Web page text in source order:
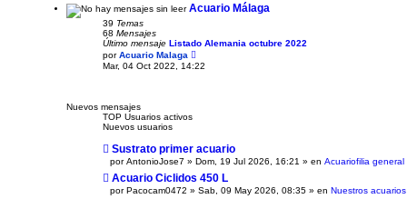
n
j
e
Acuario Málaga
39 Temas
68 Mensajes
Último mensaje Listado Alemania octubre 2022
porAcuario Malaga
e
r
e
n
a
Mar, 04 Oct 2022, 14:22
Nuevos mensajes
TOP Usuarios activos
Nuevos usuarios
Sustrato primer acuario
porAntonioJose7 » Dom, 19 Jul 2026, 16:21 » en Acuariofilia general
Acuario Ciclidos 450 L
porPacocam0472 » Sab, 09 May 2026, 08:35 » en Nuestros acuarios